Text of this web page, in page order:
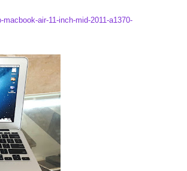
air-11-inch-mid-2011-a1370-